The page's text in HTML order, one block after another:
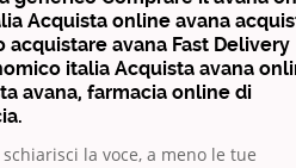
Acquista online avana
acquistare avana Fast Delivery
italia Acquista avana
avana, farmacia online di
la voce, a meno le tue